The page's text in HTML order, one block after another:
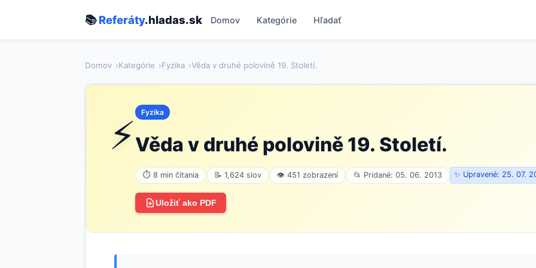
📚Referáty.hladas.sk Domov Kategórie Hľadať
Domov Kategórie Fyzika Věda v druhé polovině 19. Století.
⚡ Fyzika
Věda v druhé polovině 19. Století.
⏱ 8 min čítania 📝 1,624 slov 👁 451 zobrazení 📂 Pridané: 05. 06. 2013 ✨ Upravené: 25. 07.
Uložiť ako PDF